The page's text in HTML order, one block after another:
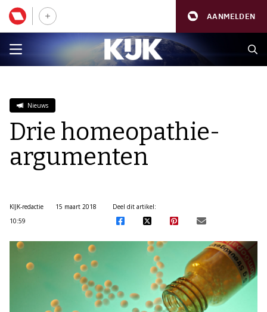
AANMELDEN
Nieuws
Drie homeopathie-
argumenten
KIJK-redactie
15 maart 2018
10:59
Deel dit artikel: